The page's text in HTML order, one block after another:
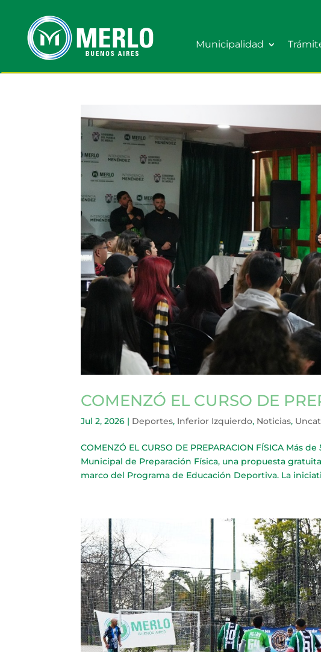
Municipalidad
COMENZÓ EL CURSO DE
Jul 2, 2026 | Deportes, Inferior Izquierdo, Noticias,
COMENZÓ EL CURSO DE PREPARACION FÍSICA
Municipal de Preparación Física, una propuesta
marco del Programa de Educación Deportiva. La